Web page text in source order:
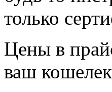
только
Цены в
ваш